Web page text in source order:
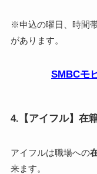
※申込の曜日、時間
があります。
SMBCモ
4.【アイフル】在
アイフルは職場への
来ます。